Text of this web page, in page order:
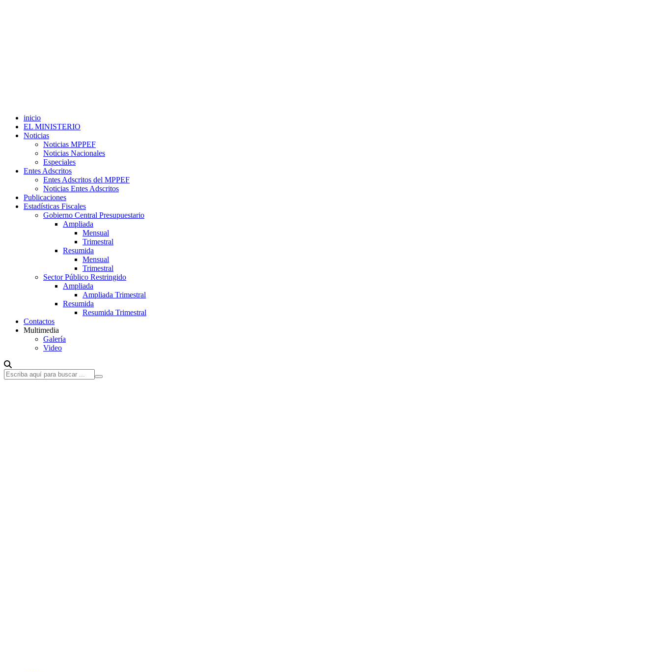
inicio
EL MINISTERIO
Noticias
Noticias MPPEF
Noticias Nacionales
Especiales
Entes Adscritos
Entes Adscritos del MPPEF
Noticias Entes Adscritos
Publicaciones
Estadísticas Fiscales
Gobierno Central Presupuestario
Ampliada
Mensual
Trimestral
Resumida
Mensual
Trimestral
Sector Público Restringido
Ampliada
Ampliada Trimestral
Resumida
Resumida Trimestral
Contactos
Multimedia
Galería
Video